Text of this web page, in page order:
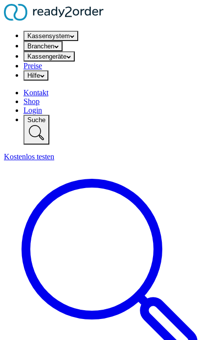
Kassensystem
Branchen
Kassengeräte
Preise
Hilfe
Kontakt
Shop
Login
Suche
Kostenlos testen